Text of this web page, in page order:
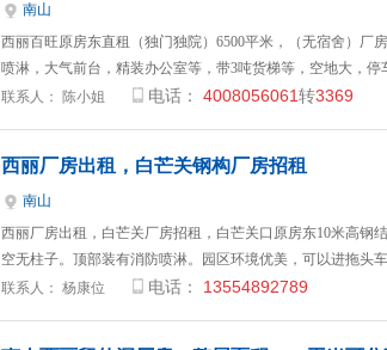
南山
西丽百旺原房东直租（独门独院）6500平米，（无宿舍）厂
喷淋，大气前台，精装办公室等，带3吨货梯等，空地大，停
联系人：
陈小姐 电话： 4008056061转3369
西丽厂房出租，白芒关钢构厂房招租
南山
西丽厂房出租，白芒关厂房招租，白芒关口原房东10米高钢
空无柱子。顶部装有消防喷淋。园区环境优美，可以进拖头车
联系人： 杨康位 电话： 13554892789